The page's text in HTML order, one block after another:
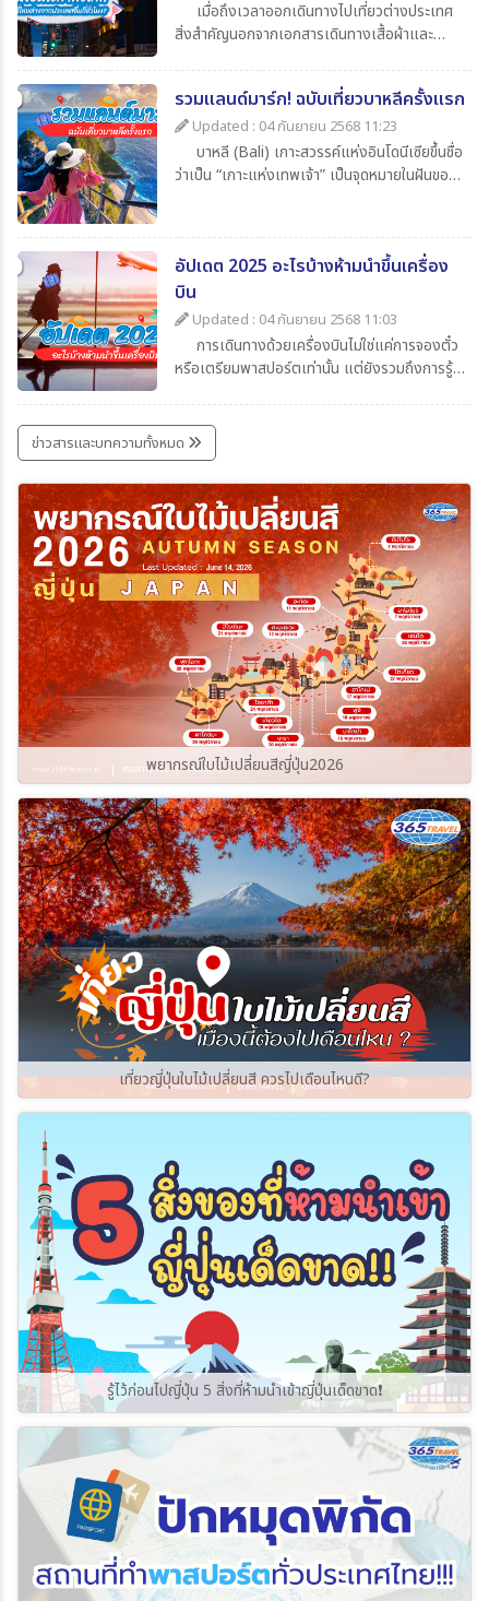
เมื่อถึงเวลาออกเดินทางไปเที่ยวต่างประเทศ
สิ่งสำคัญนอกจากเอกสารเดินทางเสื้อผ้าและ
ว่าต่างจากประเทศไทยกี่ชั่วโมงเพื่อจะได้ปรับ
นาฬิกาให้ตรงตามไทม์โซน และยังช่วยให้สื่อสาร
ตรงกับเมืองไทยโดยในบทความนี้ได้รวบรวมข้อมูล
น่าสนใจเกี่ยวกับเวลาที่ไทยต่างจากประเทศอื่น มา
รวมแลนด์มาร์ก! ฉบับเที่ยวบาหลีครั้งแรก
Updated : 04 กันยายน 2568 11:23
บาหลี (Bali) เกาะสวรรค์แห่งอินโดนีเซียขึ้นชื่อ
ว่าเป็น “เกาะแห่งเทพเจ้า” เป็นจุดหมายในฝันของ
สุด ๆ สำหรับใครที่กำลังจะไปบาหลีครั้งแรกและยัง
ไม่รู้จะเริ่มที่ไหน วันนี้ 365Travel(ทัวร์365วัน) ได้
รวม แลนด์มาร์กห้ามพลาด มาให้แล้ว
อัปเดต 2025 อะไรบ้างห้ามนำขึ้นเครื่อง
บิน
Updated : 04 กันยายน 2568 11:03
การเดินทางด้วยเครื่องบินไม่ใช่แค่การจองตั๋ว
หรือเตรียมพาสปอร์ตเท่านั้น แต่ยังรวมถึงการรู้
ต่อการถูกยึด ปรับ หรือถูกปฏิเสธการเดินทางได้
บทความนี้รวบรวมรายการ ล่าสุดปี 2025 มาให้ได้
เช็กกันก่อนเก็บกระเป๋าเที่ยว เพื่อให้การเดินทาง
ราบรื่นและปลอดภัยที่สุด ไปกับ
365Travel(ทัวร์365วัน)
ข่าวสารและบทความทั้งหมด
พยากรณ์ใบไม้เปลี่ยนสีญี่ปุ่น2026
เที่ยวญี่ปุ่นใบไม้เปลี่ยนสี ควรไปเดือนไหนดี?
รู้ไว้ก่อนไปญี่ปุ่น 5 สิ่งที่ห้ามนำเข้าญี่ปุ่นเด็ดขาด❗️